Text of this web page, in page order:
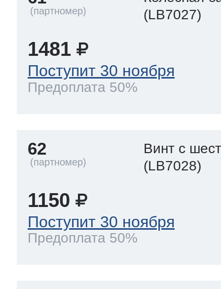
(LB7027)
1481
Поступит 30 ноября
Предоплата 50%
62
Винт с
(LB7028)
1150
Поступит 30 ноября
Предоплата 50%